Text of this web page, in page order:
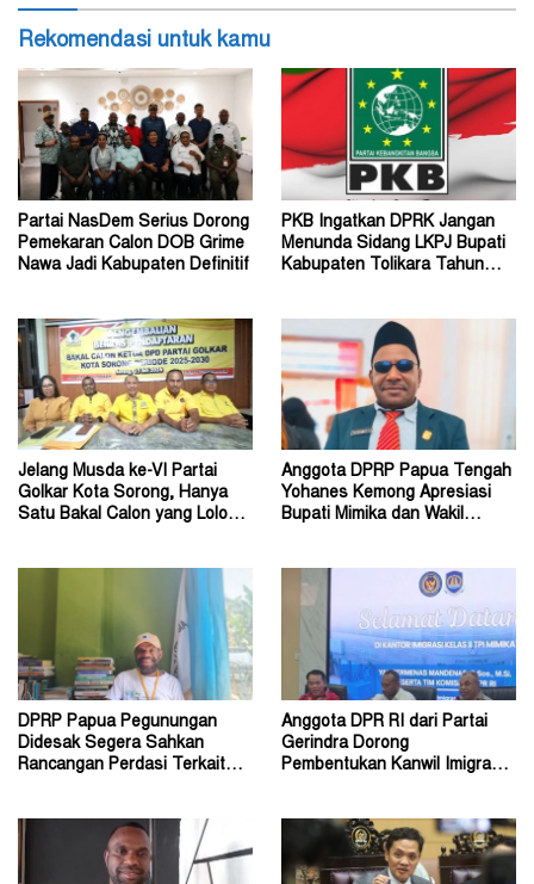
Rekomendasi untuk kamu
Partai NasDem Serius Dorong
Pemekaran Calon DOB Grime
Nawa Jadi Kabupaten Definitif
PKB Ingatkan DPRK Jangan
Menunda Sidang LKPJ Bupati
Kabupaten Tolikara Tahun
Jelang Musda ke-VI Partai
Golkar Kota Sorong, Hanya
Satu Bakal Calon yang Lolos
Anggota DPRP Papua Tengah
Yohanes Kemong Apresiasi
Bupati Mimika dan Wakil
DPRP Papua Pegunungan
Didesak Segera Sahkan
Rancangan Perdasi Terkait
Anggota DPR RI dari Partai
Gerindra Dorong
Pembentukan Kanwil Imigrasi